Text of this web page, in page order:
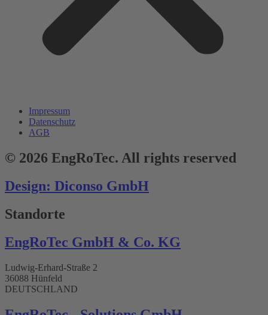
Impressum
Datenschutz
AGB
© 2026 EngRoTec. All rights reserved
Design: Diconso GmbH
Standorte
EngRoTec GmbH & Co. KG
Ludwig-Erhard-Straße 2
36088 Hünfeld
DEUTSCHLAND